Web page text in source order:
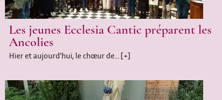
Les jeunes Ecclesia Cantic préparent les
Ancolies
Hier et aujourd’hui, le chœur de… [+]